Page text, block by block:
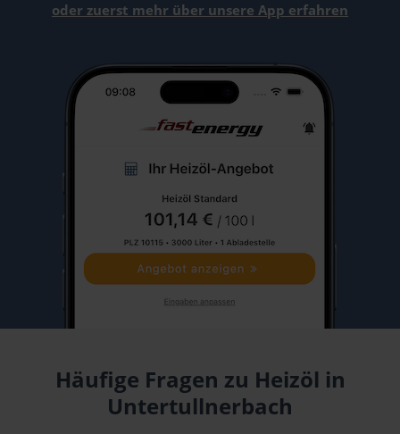
oder zuerst mehr über unsere App erfahren
Häufige Fragen zu Heizöl in
Untertullnerbach